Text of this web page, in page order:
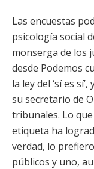
Las encuestas
psicología social
monserga de los
desde Podemos
la ley del ‘sí es
su secretario de
tribunales. Lo
etiqueta ha
verdad, lo
públicos y uno,